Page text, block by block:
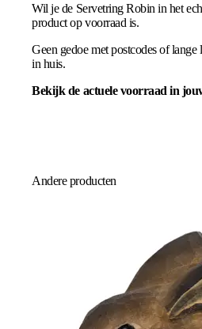
Wil je de Servetring Robin in het
product op voorraad is.
Geen gedoe met postcodes of
in huis.
Bekijk de actuele voorraad in
Andere producten